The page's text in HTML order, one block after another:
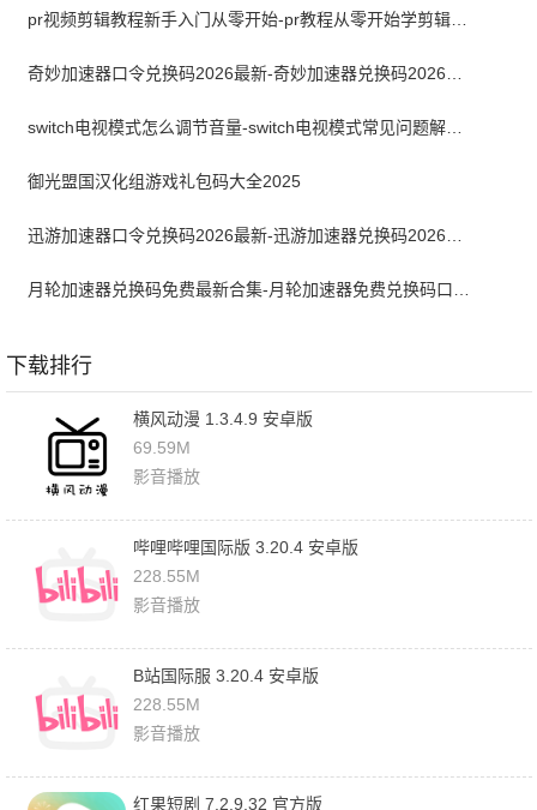
pr视频剪辑教程新手入门从零开始-pr教程从零开始学剪辑全集免费
switch电视模式怎么调节音量-switch电视模式常见问题解决方案
御光盟国汉化组游戏礼包码大全2025
下载排行
横风动漫 1.3.4.9 安卓版
69.59M
影音播放
哔哩哔哩国际版 3.20.4 安卓版
228.55M
影音播放
B站国际服 3.20.4 安卓版
228.55M
影音播放
红果短剧 7.2.9.32 官方版